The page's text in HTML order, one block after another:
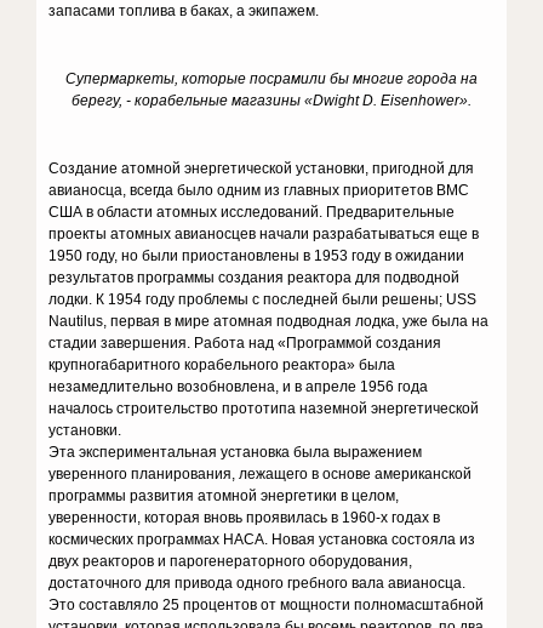
запасами топлива в баках, а экипажем.
Супермаркеты, которые посрамили бы многие города на
берегу, - корабельные магазины «Dwight D. Eisenhower».
Создание атомной энергетической установки, пригодной для
авианосца, всегда было одним из главных приоритетов ВМС
США в области атомных исследований. Предварительные
проекты атомных авианосцев начали разрабатываться еще в
1950 году, но были приостановлены в 1953 году в ожидании
результатов программы создания реактора для подводной
лодки. К 1954 году проблемы с последней были решены; USS
Nautilus, первая в мире атомная подводная лодка, уже была на
стадии завершения. Работа над «Программой создания
крупногабаритного корабельного реактора» была
незамедлительно возобновлена, и в апреле 1956 года
началось строительство прототипа наземной энергетической
установки.
Эта экспериментальная установка была выражением
уверенного планирования, лежащего в основе американской
программы развития атомной энергетики в целом,
уверенности, которая вновь проявилась в 1960-х годах в
космических программах НАСА. Новая установка состояла из
двух реакторов и парогенераторного оборудования,
достаточного для привода одного гребного вала авианосца.
Это составляло 25 процентов от мощности полномасштабной